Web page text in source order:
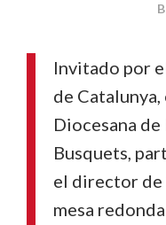
Invitado por
de
Diocesana
Busquets,
el director de
mesa